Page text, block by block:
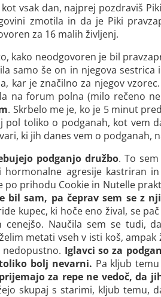
vsak dan, najprej pozdraviš
zmotila in da je Piki
za 16 malih življenj.
kako neodgovoren je bil
samo še on in njegova
kar je značilno za njegov
na forum polna (milo rečeno
. Skrbelo me je, ko je 5 minut
pol toliko o podganah, kot vem
ki jih danes vem o podganah,
podganjo družbo. To
hormonalne agresije kastriran
po prihodu Cookie in Nutelle
sam, pa čeprav sem se z
kupec, ki hoče eno žival, se
Naučila sem se tudi,
metati vseh v isti koš,
nedopustno. Iglavci so za
bolj nevarni. Pa kljub
za repe ne vedoč, da
skupaj s starimi, kljub temu,